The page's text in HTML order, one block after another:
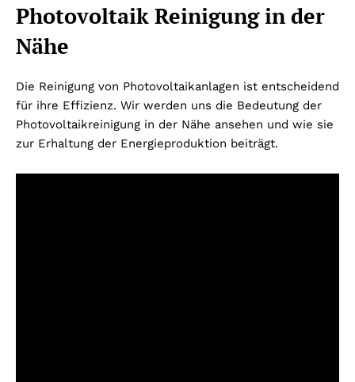
Photovoltaik Reinigung in der
Nähe
Die Reinigung von Photovoltaikanlagen ist entscheidend
für ihre Effizienz. Wir werden uns die Bedeutung der
Photovoltaikreinigung in der Nähe ansehen und wie sie
zur Erhaltung der Energieproduktion beiträgt.